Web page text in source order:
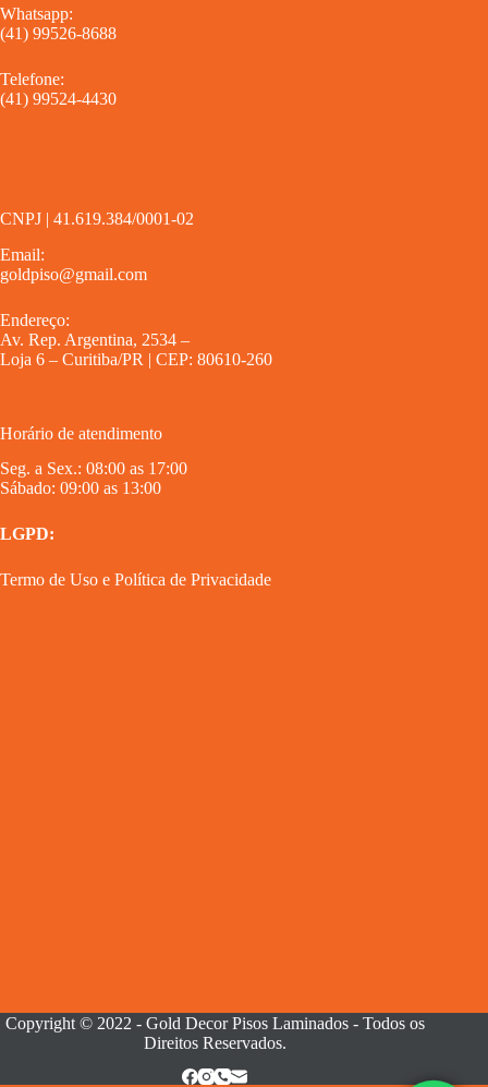
Whatsapp:
(41) 99526-8688
Telefone:
(41) 99524-4430
CNPJ | 41.619.384/0001-02
Email:
goldpiso@gmail.com
Endereço:
Av. Rep. Argentina, 2534 –
Loja 6 – Curitiba/PR | CEP: 80610-260
Horário de atendimento
Seg. a Sex.: 08:00 as 17:00
Sábado: 09:00 as 13:00
LGPD:
Termo de Uso e Política de Privacidade
Copyright © 2022 - Gold Decor Pisos Laminados - Todos os
Direitos Reservados.